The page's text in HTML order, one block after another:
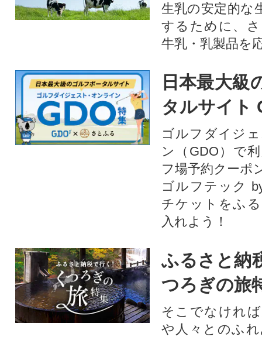
生乳の安定的な
するために、
牛乳・乳製品を
日本最大級
タルサイト
ゴルフダイジ
ン（GDO）で
フ場予約クーポ
ゴルフテック
チケットをふ
入れよう！
ふるさと納
つろぎの旅
そこでなけれ
や人々とのふ